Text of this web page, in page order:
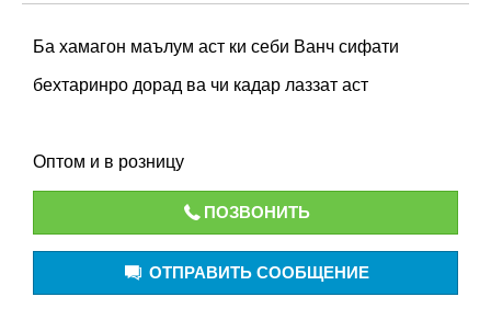
Ба хамагон маълум аст ки себи Ванч сифати
бехтаринро дорад ва чи кадар лаззат аст
Оптом и в розницу
ПОЗВОНИТЬ
ОТПРАВИТЬ СООБЩЕНИЕ